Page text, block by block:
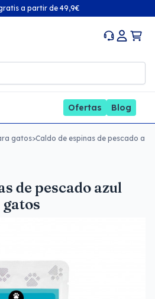
a partir de 49,9€
Ofertas Blog
gatos>Caldo de espinas de pescado
de pescado azul